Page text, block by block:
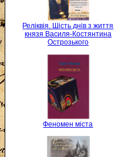
Реліквія. Шість днів з життя
князя Василя-Костянтина
Острозького
Феномен міста